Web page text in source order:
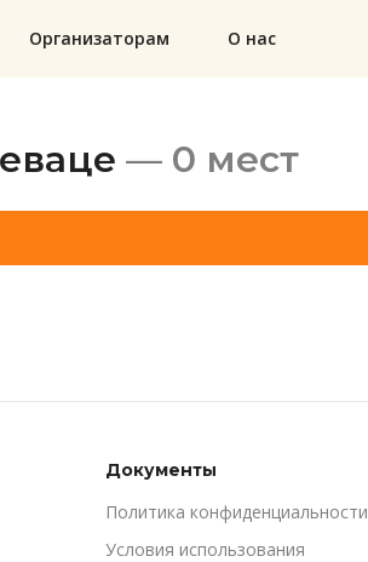
Организаторам О нас
— 0 мест
Документы
Политика конфиденциальности
Условия использования